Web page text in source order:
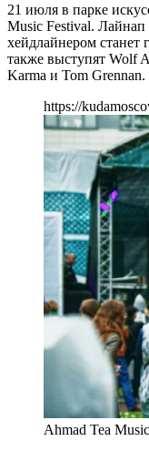
21 июля в парке
Music Festival. Лайнап
хейдлайнером
также выступят Wolf
Karma и Tom Grennan.
https://
Ahmad Tea